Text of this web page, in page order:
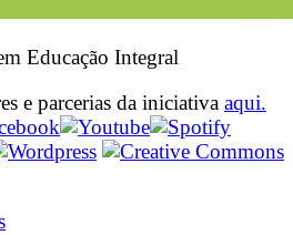
Educação Integral
e parcerias da iniciativa aqui.